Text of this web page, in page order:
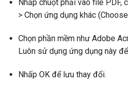
Nhấp chuột phải vào file PDF,
> Chọn ứng dụng khác
Chọn phần mềm như Adobe
Luôn sử dụng ứng dụng này
Nhấp OK để lưu thay đổi.